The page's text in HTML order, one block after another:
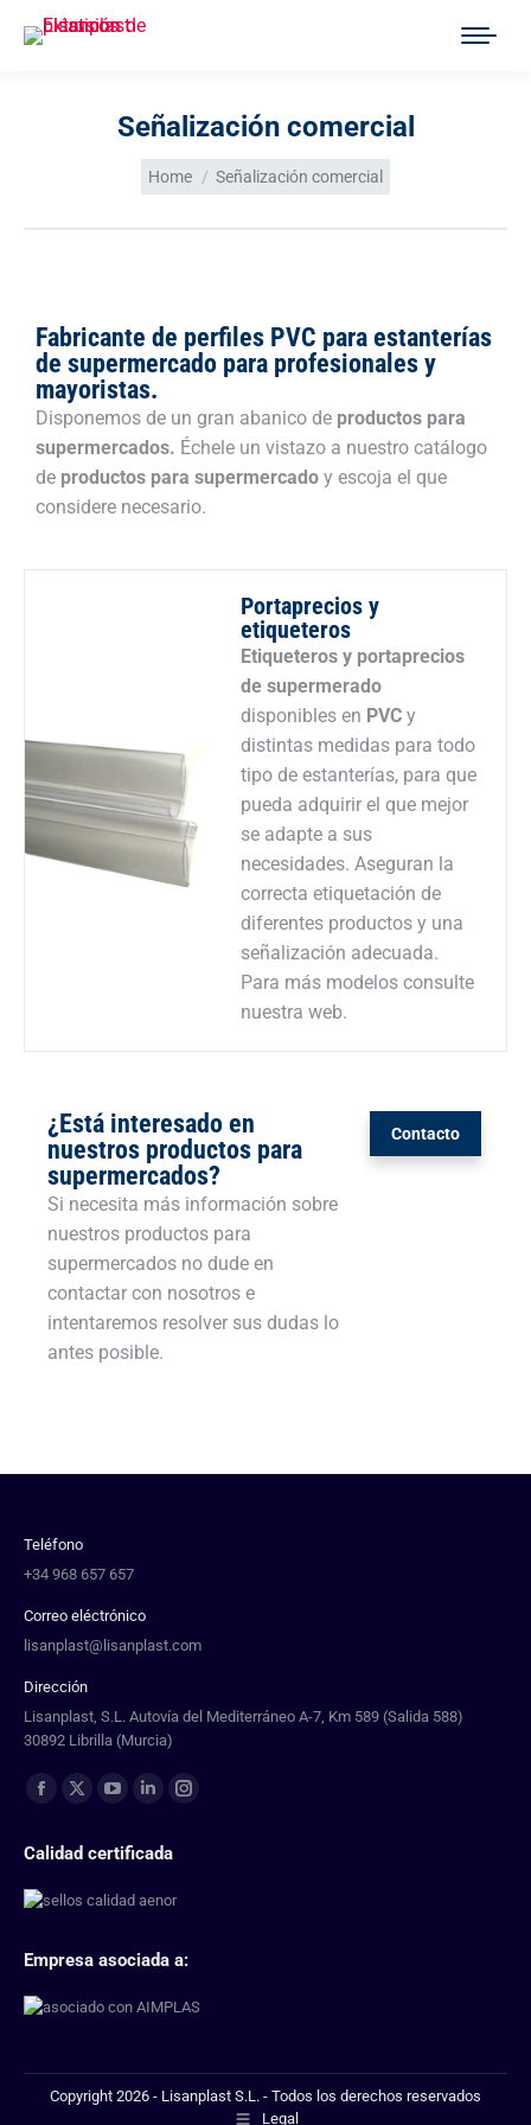
Señalización comercial
You are here:
Home Señalización comercial
Fabricante de perfiles PVC para estanterías
de supermercado para profesionales y
mayoristas.
Disponemos de un gran abanico de productos para
supermercados. Échele un vistazo a nuestro catálogo
de productos para supermercado y escoja el que
considere necesario.
Portaprecios y
etiqueteros
Etiqueteros y portaprecios
de supermerado
disponibles en PVC y
distintas medidas para todo
tipo de estanterías, para que
pueda adquirir el que mejor
se adapte a sus
necesidades. Aseguran la
correcta etiquetación de
diferentes productos y una
señalización adecuada.
Para más modelos consulte
nuestra web.
¿Está interesado en
nuestros productos para
supermercados?
Si necesita más información sobre
nuestros productos para
supermercados no dude en
contactar con nosotros e
intentaremos resolver sus dudas lo
antes posible.
Contacto
Teléfono
+34 968 657 657
Correo eléctrónico
lisanplast@lisanplast.com
Dirección
Lisanplast, S.L. Autovía del Mediterráneo A-7, Km 589 (Salida 588)
30892 Librilla (Murcia)
Find us on:
Calidad certificada
Empresa asociada a:
Copyright 2026 - Lisanplast S.L. - Todos los derechos reservados
Legal